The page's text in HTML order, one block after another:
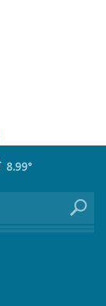
8.99°